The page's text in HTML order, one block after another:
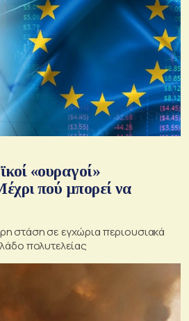
«ουραγοί»
πού μπορεί να
στάση σε εγχώρια περιουσιακά
πολυτελείας